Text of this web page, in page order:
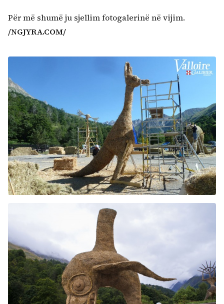
Për më shumë ju sjellim fotogalerinë në vijim.
/NGJYRA.COM/